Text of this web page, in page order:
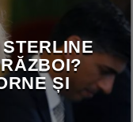
ȘI